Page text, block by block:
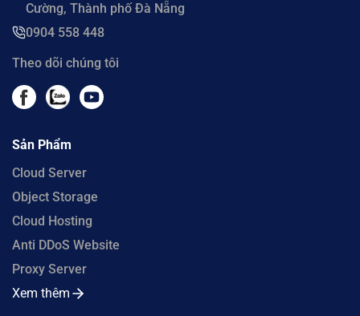
Cường, Thành phố Đà Nẵng
0904 558 448
Theo dõi chúng tôi
Sản Phẩm
Cloud Server
Object Storage
Cloud Hosting
Anti DDoS Website
Proxy Server
Xem thêm